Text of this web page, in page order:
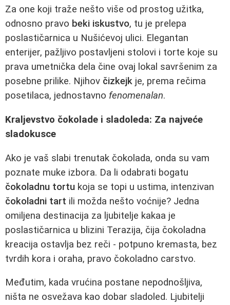
Za one koji traže nešto više od prostog užitka,
odnosno pravo beki iskustvo, tu je prelepa
poslastičarnica u Nušićevoj ulici. Elegantan
enterijer, pažljivo postavljeni stolovi i torte koje su
prava umetnička dela čine ovaj lokal savršenim za
posebne prilike. Njihov čizkejk je, prema rečima
posetilaca, jednostavno fenomenalan.
Kraljevstvo čokolade i sladoleda: Za najveće
sladokusce
Ako je vaš slabi trenutak čokolada, onda su vam
poznate muke izbora. Da li odabrati bogatu
čokoladnu tortu koja se topi u ustima, intenzivan
čokoladni tart ili možda nešto voćnije? Jedna
omiljena destinacija za ljubitelje kakaa je
poslastičarnica u blizini Terazija, čija čokoladna
kreacija ostavlja bez reči - potpuno kremasta, bez
tvrdih kora i oraha, pravo čokoladno carstvo.
Međutim, kada vrućina postane nepodnošljiva,
ništa ne osvežava kao dobar sladoled. Ljubitelji